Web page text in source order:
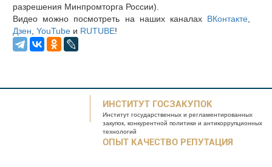
разрешения Минпромторга России).
Видео можно посмотреть на наших каналах ВКонтакте
Дзен YouTube и RUTUBE!
ИНСТИТУТ ГОСЗАКУПОК
Институт государственных и регламентированных
закупок, конкурентной политики и антикоррупционных
технологий
ОПЫТ КАЧЕСТВО РЕПУТАЦИЯ